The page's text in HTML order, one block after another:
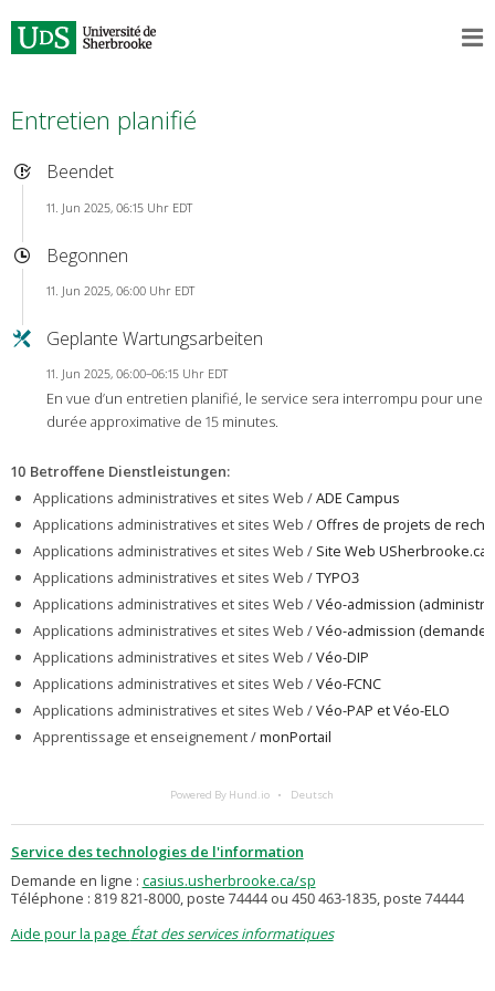
Entretien planifié
Beendet
11. Jun 2025, 06:15 Uhr EDT
Begonnen
11. Jun 2025, 06:00 Uhr EDT
Geplante Wartungsarbeiten
11. Jun 2025, 06:00–06:15 Uhr EDT
En vue d’un entretien planifié, le service sera interrompu pour une
durée approximative de 15 minutes.
10 Betroffene Dienstleistungen:
Applications administratives et sites Web /ADE Campus
Applications administratives et sites Web / Offres de projets de
Applications administratives et sites Web / Site Web USherbrooke.ca
Applications administratives et sites Web /TYPO3
Applications administratives et sites Web /Véo-admission
Applications administratives et sites Web /Véo-admission (demande
Applications administratives et sites Web /Véo-DIP
Applications administratives et sites Web /Véo-FCNC
Applications administratives et sites Web /Véo-PAP et Véo-ELO
Apprentissage et enseignement /monPortail
Powered By Hund.io Deutsch
Service des technologies de l'information
Demande en ligne : casius.usherbrooke.ca/sp
Téléphone : 819 821-8000, poste 74444 ou 450 463-1835, poste 74444
Aide pour la page État des services informatiques